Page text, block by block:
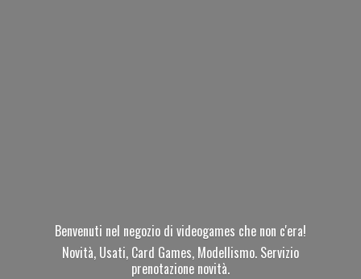
Benvenuti nel negozio di videogames che non c'era!
Novità, Usati, Card Games, Modellismo. Servizio
prenotazione novità.